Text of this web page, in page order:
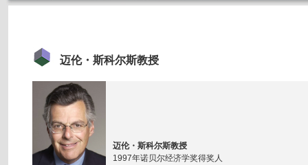
迈伦・斯科尔斯教授
迈伦・斯科尔斯教授
1997年诺贝尔经济学奖得奖人